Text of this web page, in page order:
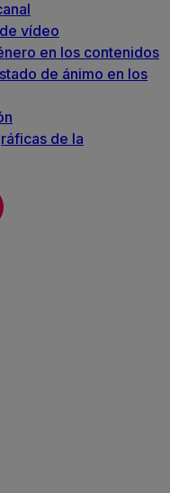
vídeo
en los contenidos
de ánimo en los
de la